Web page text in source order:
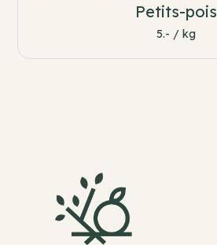
Petits-pois
5.- / kg